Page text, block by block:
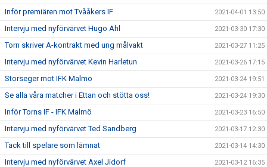
Inför premiären mot Tvååkers IF 2021-04-01 13:50
Intervju med nyförvärvet Hugo Ahl 2021-03-30 17:30
Torn skriver A-kontrakt med ung målvakt 2021-03-27 11:25
Intervju med nyförvärvet Kevin Harletun 2021-03-26 17:15
Storseger mot IFK Malmö 2021-03-24 19:51
Se alla våra matcher i Ettan och stötta oss! 2021-03-24 19:30
Inför Torns IF - IFK Malmö 2021-03-23 16:50
Intervju med nyförvärvet Ted Sandberg 2021-03-17 12:30
Tack till spelare som lämnat 2021-03-14 14:30
Intervju med nyförvärvet Axel Jidorf 2021-03-12 16:35